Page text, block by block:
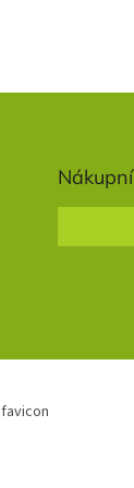
favicon